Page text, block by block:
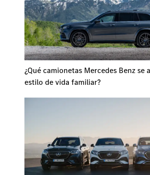
¿Qué camionetas Mercedes Benz se
estilo de vida familiar?